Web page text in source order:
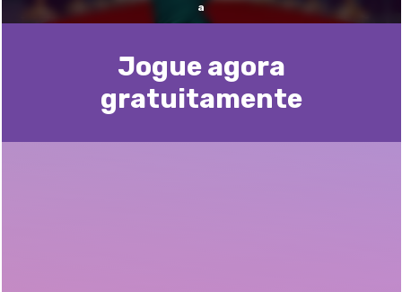
a
Jogue agora
gratuitamente